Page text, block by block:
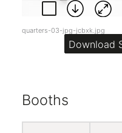
quarters-03-jpg-jcbxk.jpg
Booths